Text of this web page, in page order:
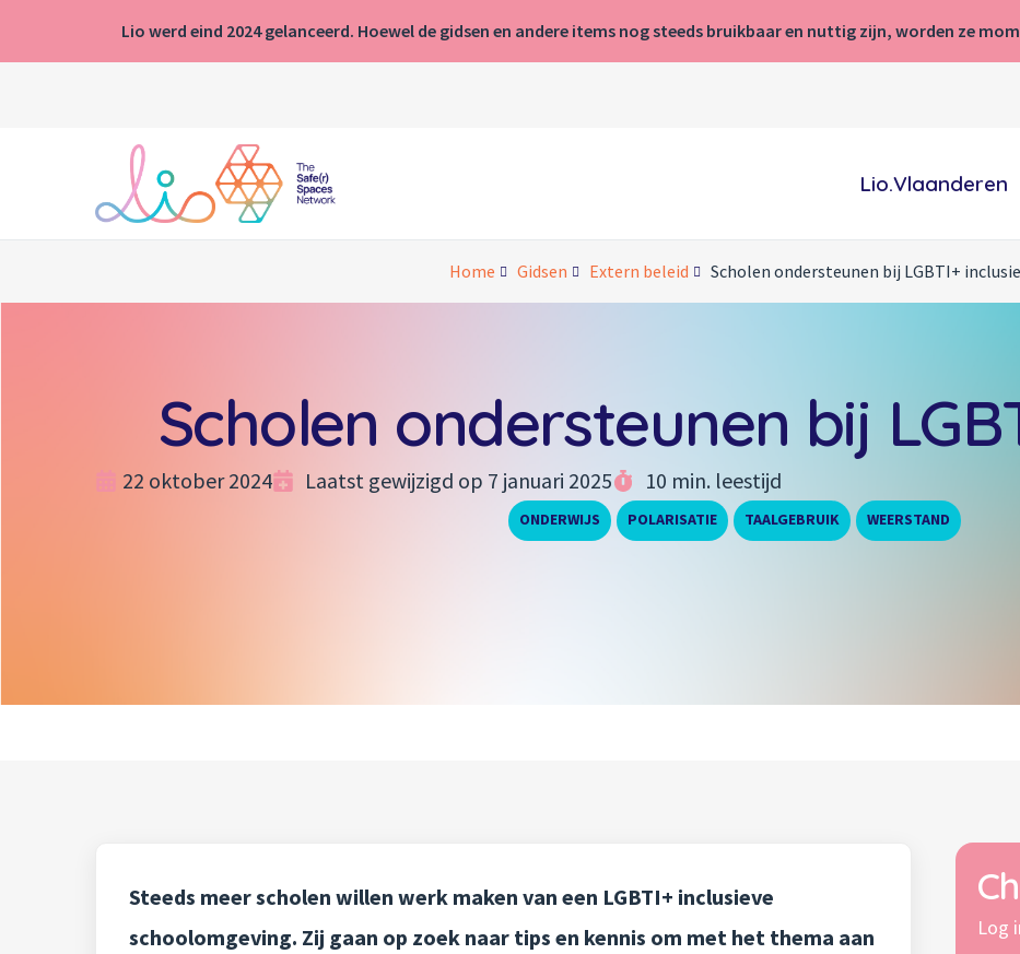
Lio werd eind 2024 gelanceerd. Hoewel de gidsen en andere items nog steeds bruikbaar en nuttig zijn, worden ze
Lio.Vlaanderen
Home Gidsen Extern beleid Scholen ondersteunen bij LGBTI+ inclusie
Scholen ondersteunen bij
22 oktober 2024 Laatst gewijzigd op 7 januari 2025 10 min. leestijd
ONDERWIJS POLARISATIE TAALGEBRUIK WEERSTAND
Steeds meer scholen willen werk maken van een LGBTI+ inclusieve
schoolomgeving. Zij gaan op zoek naar tips en kennis om met het thema aan
Log